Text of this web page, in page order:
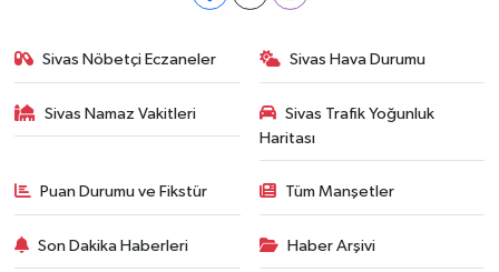
Sivas Nöbetçi Eczaneler Sivas Hava Durumu
Sivas Namaz Vakitleri
Sivas Trafik Yoğunluk
Haritası
Puan Durumu ve Fikstür Tüm Manşetler
Son Dakika Haberleri Haber Arşivi